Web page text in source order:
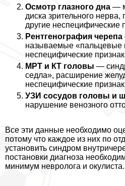
Осмотр глазного дна —
диска зрительного
другие неспецифические
Рентгенография черепа
называемые «пальцевые
неспецифические
МРТ и КТ головы —
седла», расширение
неспецифические
УЗИ сосудов головы и
нарушение венозного
Все эти данные необходимо
потому что каждое из них по
установить синдром
постановки диагноза
минимум невролога и окулиста.